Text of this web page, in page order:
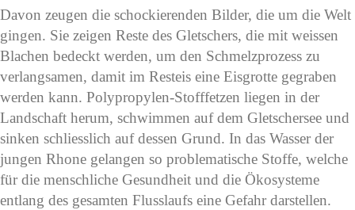
Davon zeugen die schockierenden Bilder, die um die Welt
gingen. Sie zeigen Reste des Gletschers, die mit weissen
Blachen bedeckt werden, um den Schmelzprozess zu
verlangsamen, damit im Resteis eine Eisgrotte gegraben
werden kann. Polypropylen-Stofffetzen liegen in der
Landschaft herum, schwimmen auf dem Gletschersee und
sinken schliesslich auf dessen Grund. In das Wasser der
jungen Rhone gelangen so problematische Stoffe, welche
für die menschliche Gesundheit und die Ökosysteme
entlang des gesamten Flusslaufs eine Gefahr darstellen.